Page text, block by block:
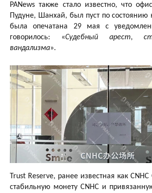
PANews также стало известно, что
Пудуне, Шанхай, был пуст по
была опечатана 29 мая с
говорилось: «Судебный арест,
вандализма».
Trust Reserve, ранее известная как
стабильную монету CNHC и